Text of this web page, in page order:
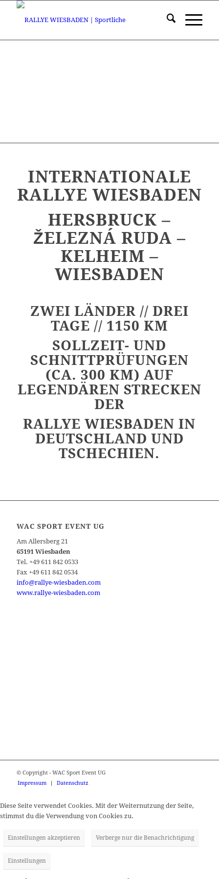
INTERNATIONALE
RALLYE WIESBADEN
HERSBRUCK –
ŽELEZNÁ RUDA –
KELHEIM –
WIESBADEN
ZWEI LÄNDER // DREI
TAGE // 1150 KM
SOLLZEIT- UND
SCHNITTPRÜFUNGEN
(CA. 300 KM) AUF
LEGENDÄREN STRECKEN
DER
RALLYE WIESBADEN IN
DEUTSCHLAND UND
TSCHECHIEN.
WAC SPORT EVENT UG
Am Allersberg 21
65191 Wiesbaden
Tel. +49 611 842 0533
Fax +49 611 842 0534
info@rallye-wiesbaden.com
www.rallye-wiesbaden.com
© Copyright - WAC Sport Event UG
Impressum
Datenschutz
Diese Seite verwendet Cookies. Mit der Weiternutzung der Seite,
stimmst du die Verwendung von Cookies zu.
Einstellungen akzeptieren Verberge nur die Benachrichtigung
Einstellungen